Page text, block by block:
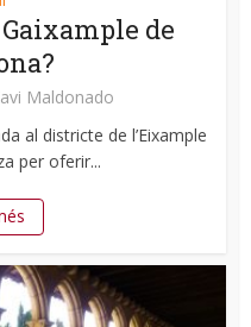
de
Maldonado
al districte de l’Eixample
per oferir...